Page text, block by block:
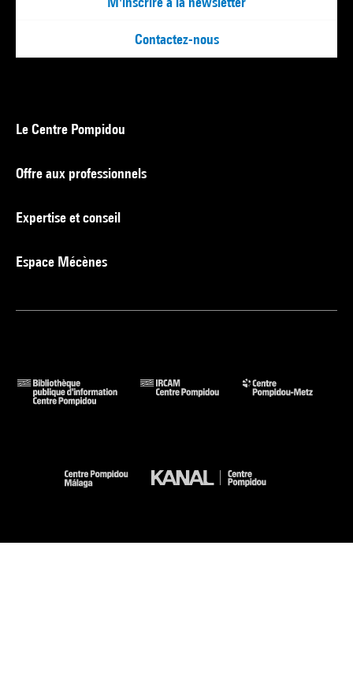
Contactez-nous
Le Centre Pompidou
Offre aux professionnels
Expertise et conseil
Espace Mécènes